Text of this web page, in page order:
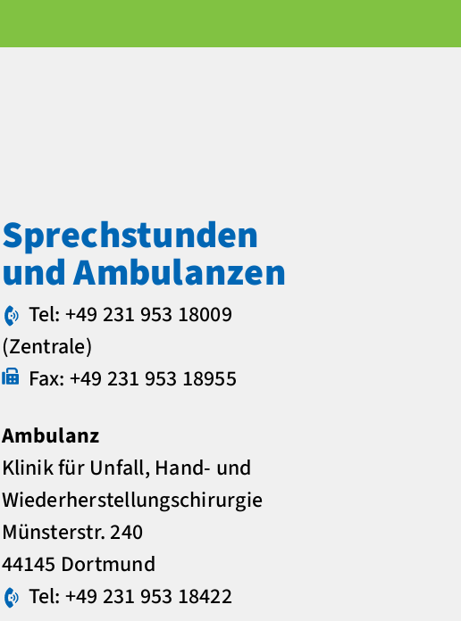
Sprechstunden
und Ambulanzen
Tel: +49 231 953 18009
(Zentrale)
Fax: +49 231 953 18955
Ambulanz
Klinik für Unfall, Hand- und
Wiederherstellungschirurgie
Münsterstr. 240
44145 Dortmund
Tel: +49 231 953 18422